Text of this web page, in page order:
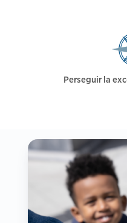
Perseguir la